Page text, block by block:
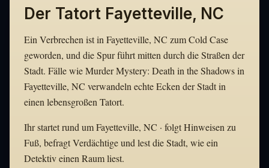
Der Tatort Fayetteville, NC
Ein Verbrechen ist in Fayetteville, NC zum Cold Case
geworden, und die Spur führt mitten durch die Straßen der
Stadt. Fälle wie Murder Mystery: Death in the Shadows in
Fayetteville, NC verwandeln echte Ecken der Stadt in
einen lebensgroßen Tatort.
Ihr startet rund um Fayetteville, NC · folgt Hinweisen zu
Fuß, befragt Verdächtige und lest die Stadt, wie ein
Detektiv einen Raum liest.